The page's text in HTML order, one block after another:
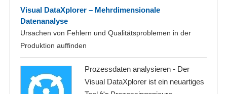
Visual DataXplorer – Mehrdimensionale
Datenanalyse
Ursachen von Fehlern und Qualitätsproblemen in der
Produktion auffinden
Prozessdaten analysieren - Der
Visual DataXplorer ist ein neuartiges